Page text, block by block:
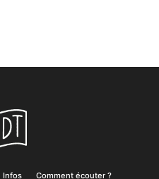
Infos Comment écouter ?